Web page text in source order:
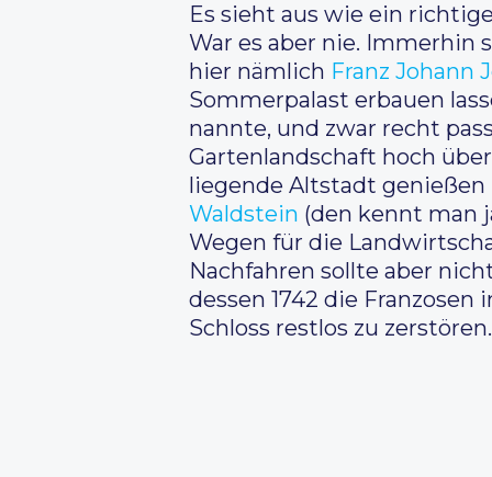
Es sieht aus wie ein
War es aber nie. Immerhin
hier nämlich Franz Johann
Sommerpalast erbauen
nannte, und zwar recht
Gartenlandschaft hoch
liegende Altstadt
Waldstein (den kennt man
Wegen für die
Nachfahren sollte aber
dessen 1742 die
Schloss restlos zu zerstören.